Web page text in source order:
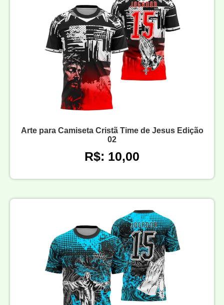
Arte para Camiseta Cristã Time de Jesus Edição
02
R$: 10,00